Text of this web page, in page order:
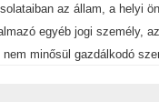
az állam, a helyi
egyéb jogi személy,
nem minősül gazdálkodó